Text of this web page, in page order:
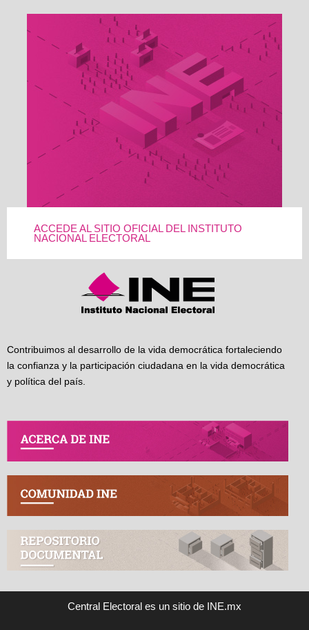
ACCEDE AL SITIO OFICIAL DEL INSTITUTO
NACIONAL ELECTORAL
Contribuimos al desarrollo de la vida democrática fortaleciendo
la confianza y la participación ciudadana en la vida democrática
y política del país.
Central Electoral es un sitio de INE.mx